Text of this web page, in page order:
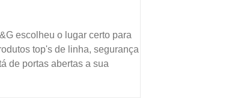
escolheu o lugar certo para
top's de linha, segurança
de portas abertas a sua